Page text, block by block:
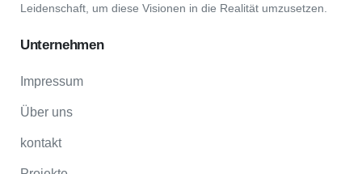
Leidenschaft, um diese Visionen in die Realität umzusetzen.
Unternehmen
Impressum
Über uns
kontakt